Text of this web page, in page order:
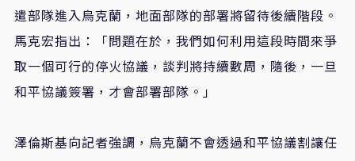
遣部隊進入烏克蘭，地面部隊的部署將留待後續階段。
馬克宏指出：「問題在於，我們如何利用這段時間來爭
取一個可行的停火協議，談判將持續數周，隨後，一旦
和平協議簽署，才會部署部隊。」
澤倫斯基向記者強調，烏克蘭不會透過和平協議割讓任